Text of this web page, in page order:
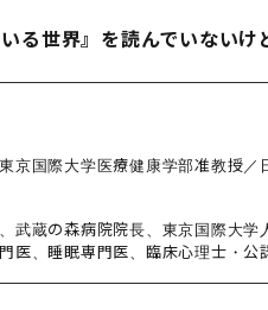
る世界』を読んでいないけ
京国際大学医療健康学部准教授／
武蔵の森病院院長、東京国際大
医、睡眠専門医、臨床心理士・公